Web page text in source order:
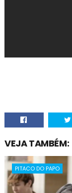
VEJA TAMBÉM:
PITACO DO PAPO